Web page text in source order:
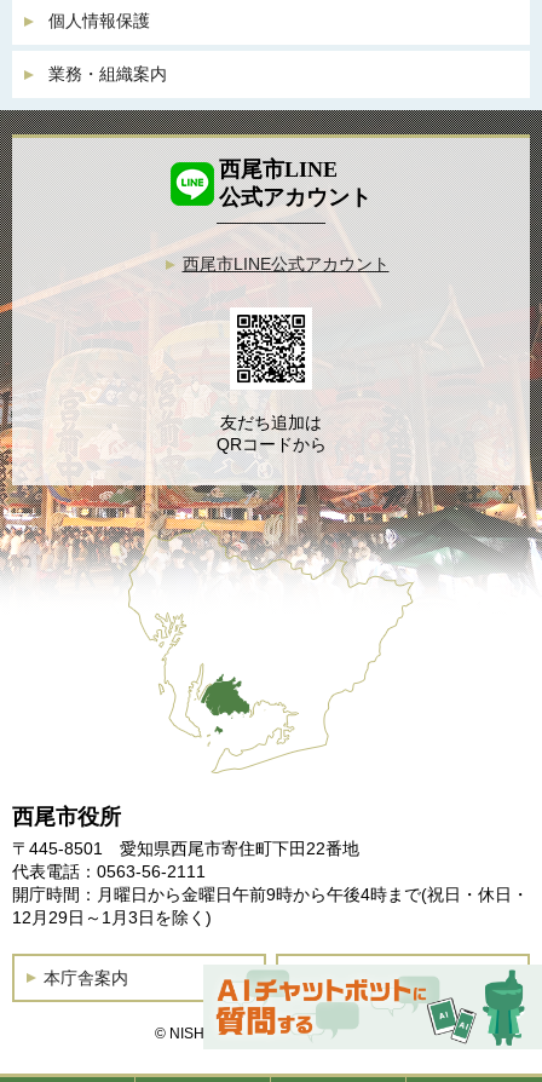
個人情報保護
業務・組織案内
西尾市役所
〒445-8501 愛知県西尾市寄住町下田22番地
代表電話：0563-56-2111
開庁時間：月曜日から金曜日午前9時から午後4時まで(祝日・休日・
12月29日～1月3日を除く)
本庁舎案内 土曜開庁
© NISHIO City, All Rights Reserved.
西尾市LINE
公式アカウント
西尾市LINE公式アカウント
友だち追加は
QRコードから